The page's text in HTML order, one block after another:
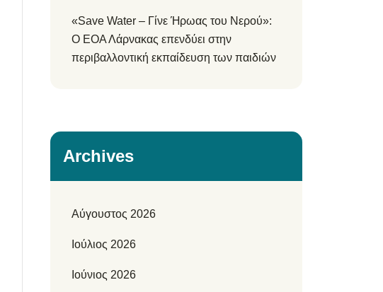
«Save Water – Γίνε Ήρωας του Νερού»:
Ο ΕΟΑ Λάρνακας επενδύει στην
περιβαλλοντική εκπαίδευση των παιδιών
Archives
Αύγουστος 2026
Ιούλιος 2026
Ιούνιος 2026